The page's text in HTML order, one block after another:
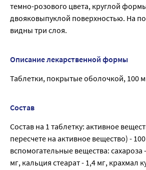
темно-розового цвета, круглой
двояковыпуклой поверхностью. На
видны три слоя.
Описание лекарственной формы
Таблетки, покрытые оболочкой, 100
Состав
Состав на 1 таблетку: активное
пересчете на активное вещество) -
вспомогательные вещества: сахароза
мг, кальция стеарат - 1,4 мг, крахмал